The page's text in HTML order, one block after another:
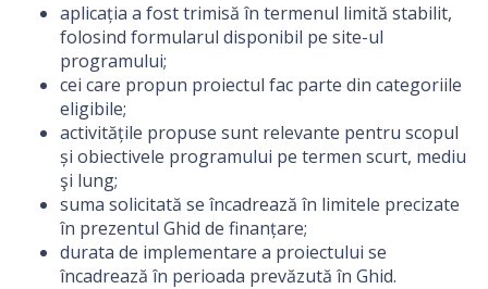
aplicația a fost trimisă în termenul limită stabilit,
folosind formularul disponibil pe site-ul
programului;
cei care propun proiectul fac parte din categoriile
eligibile;
activitățile propuse sunt relevante pentru scopul
și obiectivele programului pe termen scurt, mediu
şi lung;
suma solicitată se încadrează în limitele precizate
în prezentul Ghid de finanțare;
durata de implementare a proiectului se
încadrează în perioada prevăzută în Ghid.